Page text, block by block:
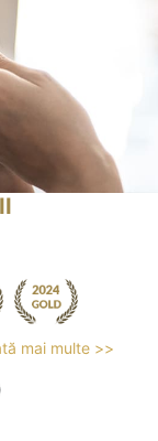
mai multe >>